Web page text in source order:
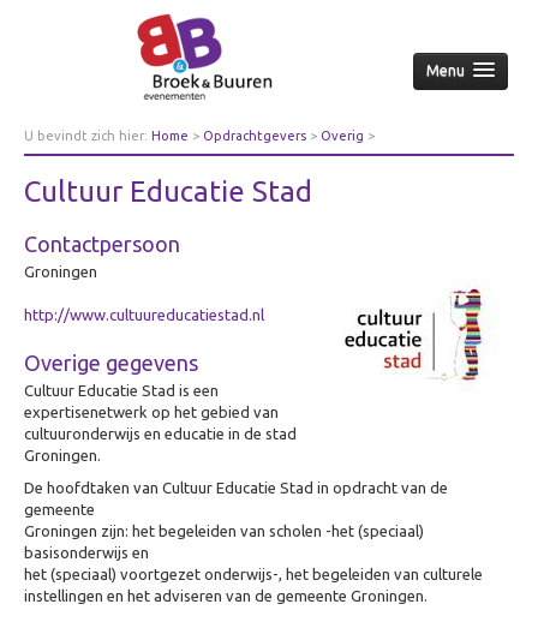
Menu
Aanpak
Nieuws & achtergrond
Wie
Contact
Opdrachtgevers
Over opdrachtgevers
Bedrijfsleven
Overheid
Zorg
Overig
U bevindt zich hier: Home > Opdrachtgevers > Overig >
Cultuur Educatie Stad
Cultuur Educatie Stad
Contactpersoon
Groningen
http://www.cultuureducatiestad.nl
Overige gegevens
Cultuur Educatie Stad is een
expertisenetwerk op het gebied van
cultuuronderwijs en educatie in de stad
Groningen.
De hoofdtaken van Cultuur Educatie Stad in opdracht van de
gemeente
Groningen zijn: het begeleiden van scholen -het (speciaal)
basisonderwijs en
het (speciaal) voortgezet onderwijs-, het begeleiden van culturele
instellingen en het adviseren van de gemeente Groningen.